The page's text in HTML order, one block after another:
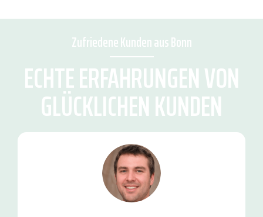
Zufriedene Kunden aus Bonn
ECHTE ERFAHRUNGEN VON
GLÜCKLICHEN KUNDEN